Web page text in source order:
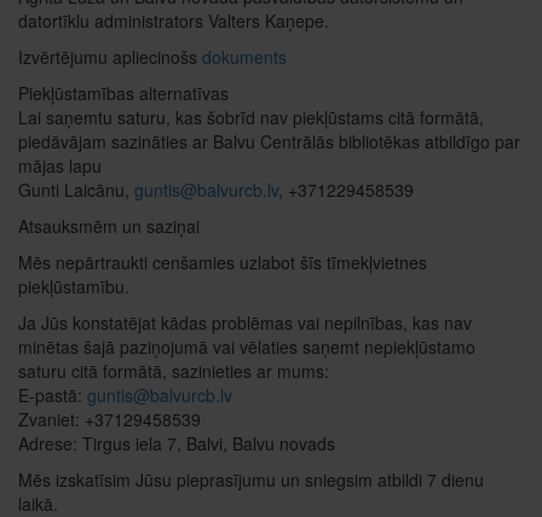
datortīklu administrators Valters Kaņepe.
Izvērtējumu apliecinošs dokuments
Piekļūstamības alternatīvas
Lai saņemtu saturu, kas šobrīd nav piekļūstams citā formātā,
piedāvājam sazināties ar Balvu Centrālās bibliotēkas atbildīgo par
mājas lapu
Gunti Laicānu, guntis@balvurcb.lv, +371229458539
Atsauksmēm un saziņai
Mēs nepārtraukti cenšamies uzlabot šīs tīmekļvietnes
piekļūstamību.
Ja Jūs konstatējat kādas problēmas vai nepilnības, kas nav
minētas šajā paziņojumā vai vēlaties saņemt nepiekļūstamo
saturu citā formātā, sazinieties ar mums:
E-pastā: guntis@balvurcb.lv
Zvaniet: +37129458539
Adrese: Tirgus iela 7, Balvi, Balvu novads
Mēs izskatīsim Jūsu pieprasījumu un sniegsim atbildi 7 dienu
laikā.